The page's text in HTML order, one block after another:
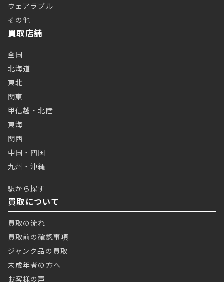
ウェアラブル
その他
買取店舗
全国
北海道
東北
関東
甲信越・北陸
東海
関西
中国・四国
九州・沖縄
駅から探す
買取について
買取の流れ
買取前の確認事項
ジャンク品の買取
未成年者の方へ
お客様の声